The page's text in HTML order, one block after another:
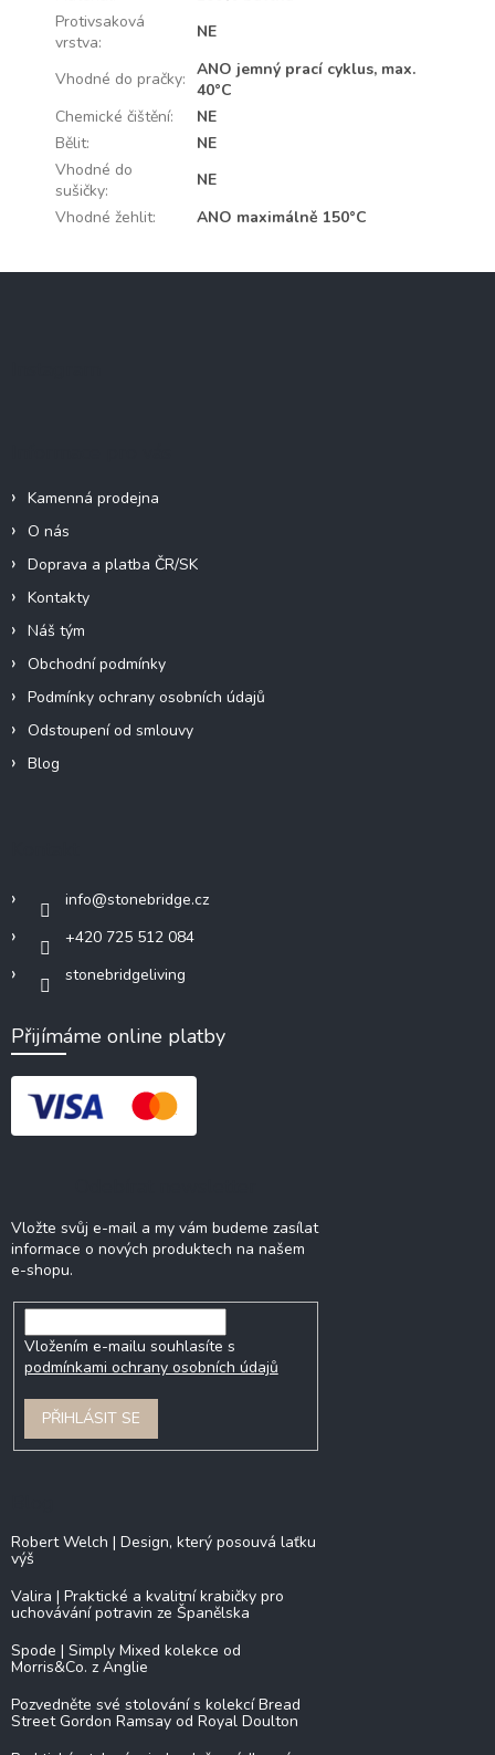
Protivsaková
vrstva:
NE
Vhodné do pračky: ANO jemný prací cyklus, max.
40°C
Chemické čištění:
NE
Bělit:
NE
Vhodné do
sušičky:
NE
Vhodné žehlit: ANO maximálně 150°C
Z
Kamenná prodejna
O nás
Doprava a platba ČR/SK
Kontakty
Náš tým
Obchodní podmínky
Podmínky ochrany osobních údajů
Odstoupení od smlouvy
Blog
info@stonebridge.cz
+420 725 512 084
stonebridgeliving
Přijímáme online platby
Vložte svůj e-mail a my vám budeme zasílat
informace o nových produktech na našem
e-shopu.
Vložením e-mailu souhlasíte s
podmínkami ochrany osobních údajů
PŘIHLÁSIT SE
Robert Welch | Design, který posouvá laťku
výš
Valira | Praktické a kvalitní krabičky pro
uchovávání potravin ze Španělska
Spode | Simply Mixed kolekce od
Morris&Co. z Anglie
Pozvedněte své stolování s kolekcí Bread
Street Gordon Ramsay od Royal Doulton